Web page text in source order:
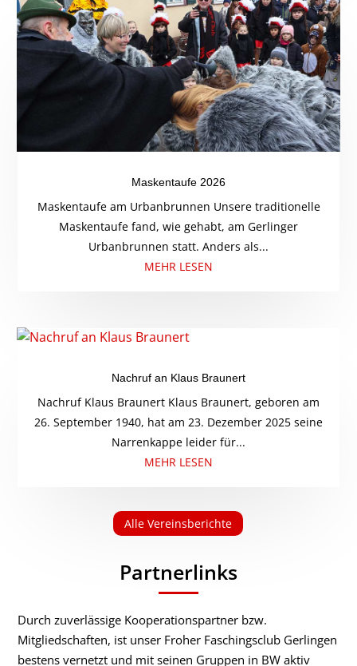
Maskentaufe 2026
Maskentaufe am Urbanbrunnen Unsere traditionelle
Maskentaufe fand, wie gehabt, am Gerlinger
Urbanbrunnen statt. Anders als...
MEHR LESEN
Nachruf an Klaus Braunert
Nachruf Klaus Braunert Klaus Braunert, geboren am
26. September 1940, hat am 23. Dezember 2025 seine
Narrenkappe leider für...
MEHR LESEN
Alle Vereinsberichte
Partnerlinks
Durch zuverlässige Kooperationspartner bzw.
Mitgliedschaften, ist unser Froher Faschingsclub Gerlingen
bestens vernetzt und mit seinen Gruppen in BW aktiv